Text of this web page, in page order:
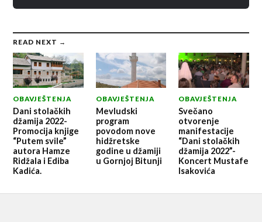
READ NEXT →
OBAVJEŠTENJA
Dani stolačkih
džamija 2022-
Promocija knjige
“Putem svile”
autora Hamze
Ridžala i Ediba
Kadića.
OBAVJEŠTENJA
Mevludski
program
povodom nove
hidžretske
godine u džamiji
u Gornjoj Bitunji
OBAVJEŠTENJA
Svečano
otvorenje
manifestacije
“Dani stolačkih
džamija 2022”-
Koncert Mustafe
Isakovića